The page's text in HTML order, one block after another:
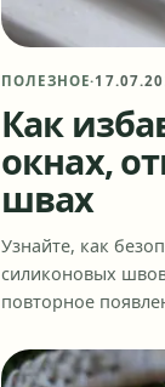
ПОЛЕЗНОЕ·
Как
окнах,
швах
Узнайте, как
силиконовых
повторное